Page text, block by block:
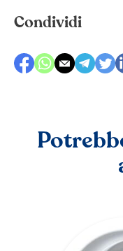
Condividi